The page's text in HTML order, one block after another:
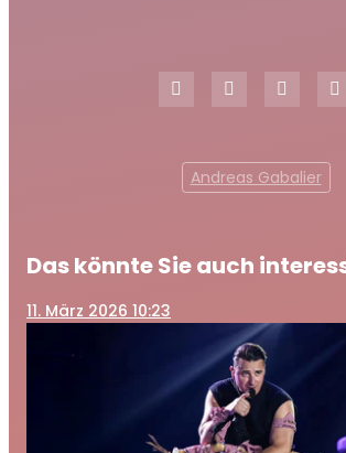
Andreas Gabalier
Das könnte Sie auch
11. März 2026 10:23